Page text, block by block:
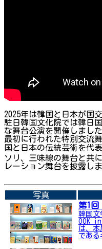
2025年は韓国と日本が国
駐日韓国文化院では韓日
な舞台公演を開催しました
最初に行われた特別交流
国と日本の伝統芸術を代
ソリ、三味線の舞台と共
レーション舞台を披露しま
写真
第1回
韓国文
OOK
は、本
であ